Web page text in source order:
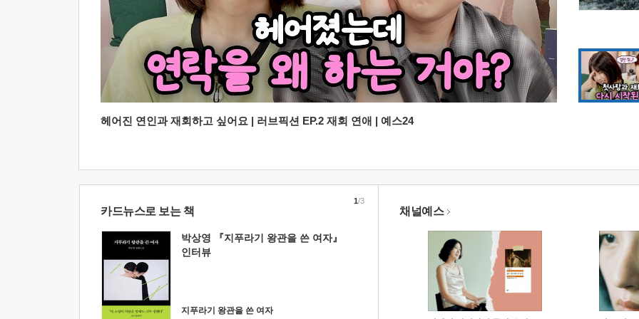
헤어진 연인과 재회하고 싶어요 | 러브픽션 EP.2 재회 연애 | 예스24
카드뉴스로 보는 책
박상영 『지푸라기 왕관을 쓴 여자』
인터뷰
지푸라기 왕관을 쓴 여자
1/3
채널예스